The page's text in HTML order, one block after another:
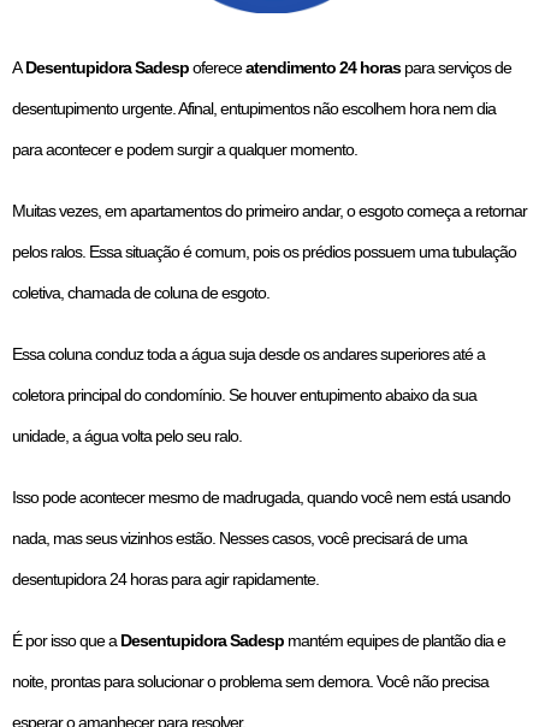
ADesentupidora Sadespofereceatendimento 24 horaspara serviços de
desentupimento urgente. Afinal, entupimentos não escolhem hora nem dia
para acontecer e podem surgir a qualquer momento.
Muitas vezes, em apartamentos do primeiro andar, o esgoto começa a retornar
pelos ralos. Essa situação é comum, pois os prédios possuem uma tubulação
coletiva, chamada de coluna de esgoto.
Essa coluna conduz toda a água suja desde os andares superiores até a
coletora principal do condomínio. Se houver entupimento abaixo da sua
unidade, a água volta pelo seu ralo.
Isso pode acontecer mesmo de madrugada, quando você nem está usando
nada, mas seus vizinhos estão. Nesses casos, você precisará de uma
desentupidora 24 horas para agir rapidamente.
É por isso que a Desentupidora Sadesp mantém equipes de plantão dia e
noite, prontas para solucionar o problema sem demora. Você não precisa
esperar o amanhecer para resolver.